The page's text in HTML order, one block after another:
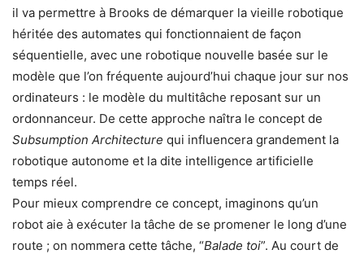
il va permettre à Brooks de démarquer la vieille robotique
héritée des automates qui fonctionnaient de façon
séquentielle, avec une robotique nouvelle basée sur le
modèle que l’on fréquente aujourd’hui chaque jour sur nos
ordinateurs : le modèle du multitâche reposant sur un
ordonnanceur. De cette approche naîtra le concept de
Subsumption Architecture qui influencera grandement la
robotique autonome et la dite intelligence artificielle
temps réel.
Pour mieux comprendre ce concept, imaginons qu’un
robot aie à exécuter la tâche de se promener le long d’une
route ; on nommera cette tâche, “Balade toi”. Au court de